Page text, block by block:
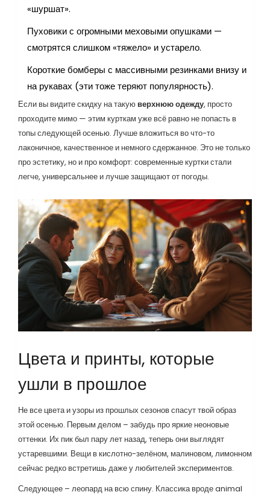
«шуршат».
Пуховики с огромными меховыми опушками —
смотрятся слишком «тяжело» и устарело.
Короткие бомберы с массивными резинками внизу и
на рукавах (эти тоже теряют популярность).
Если вы видите скидку на такую верхнюю одежду, просто
проходите мимо — этим курткам уже всё равно не попасть в
топы следующей осенью. Лучше вложиться во что-то
лаконичное, качественное и немного сдержанное. Это не только
про эстетику, но и про комфорт: современные куртки стали
легче, универсальнее и лучше защищают от погоды.
Цвета и принты, которые
ушли в прошлое
Не все цвета и узоры из прошлых сезонов спасут твой образ
этой осенью. Первым делом – забудь про яркие неоновые
оттенки. Их пик был пару лет назад, теперь они выглядят
устаревшими. Вещи в кислотно-зелёном, малиновом, лимонном
сейчас редко встретишь даже у любителей экспериментов.
Следующее – леопард на всю спину. Классика вроде animal